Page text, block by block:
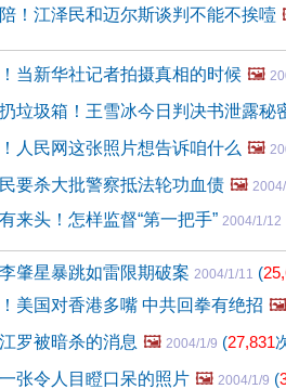
！江泽民和迈尔斯谈判不能不挨噎
当新华社记者拍摄真相的时候 🖼️
垃圾箱！王雪冰今日判决书泄露秘
人民网这张照片想告诉咱什么 🖼️
要杀大批警察抵法轮功血债 🖼️
来头！怎样监督“第一把手” 2004/1/12
肇星暴跳如雷限期破案 2004/1/11 (
美国对香港多嘴 中共回拳有绝招 🖼️
罗被暗杀的消息 🖼️ 2004/1/9 (27,831
张令人目瞪口呆的照片 🖼️ 2004/1/9 (